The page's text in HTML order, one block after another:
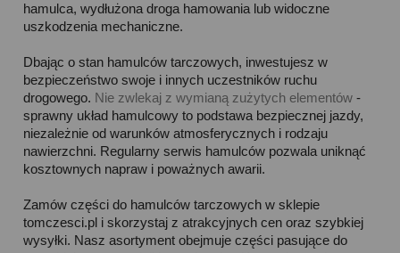
hamulca, wydłużona droga hamowania lub widoczne
uszkodzenia mechaniczne.
Dbając o stan hamulców tarczowych, inwestujesz w
bezpieczeństwo swoje i innych uczestników ruchu
drogowego. Nie zwlekaj z wymianą zużytych elementów -
sprawny układ hamulcowy to podstawa bezpiecznej jazdy,
niezależnie od warunków atmosferycznych i rodzaju
nawierzchni. Regularny serwis hamulców pozwala uniknąć
kosztownych napraw i poważnych awarii.
Zamów części do hamulców tarczowych w sklepie
tomczesci.pl i skorzystaj z atrakcyjnych cen oraz szybkiej
wysyłki. Nasz asortyment obejmuje części pasujące do